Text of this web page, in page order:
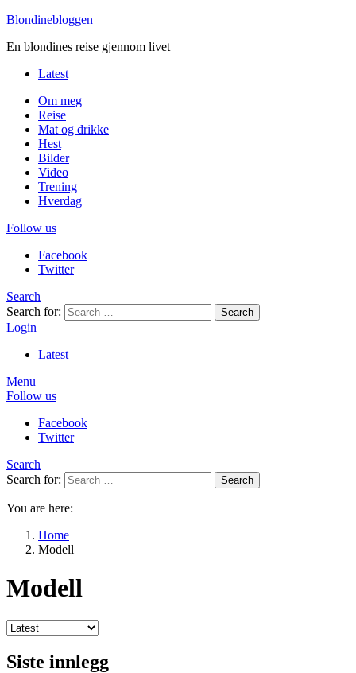
Blondinebloggen
En blondines reise gjennom livet
Latest
Om meg
Reise
Mat og drikke
Hest
Bilder
Video
Trening
Hverdag
Follow us
Facebook
Twitter
Search
Search for:
Search
Login
Latest
Menu
Follow us
Facebook
Twitter
Search
Search for:
Search
You are here:
Home
Modell
Modell
Siste innlegg